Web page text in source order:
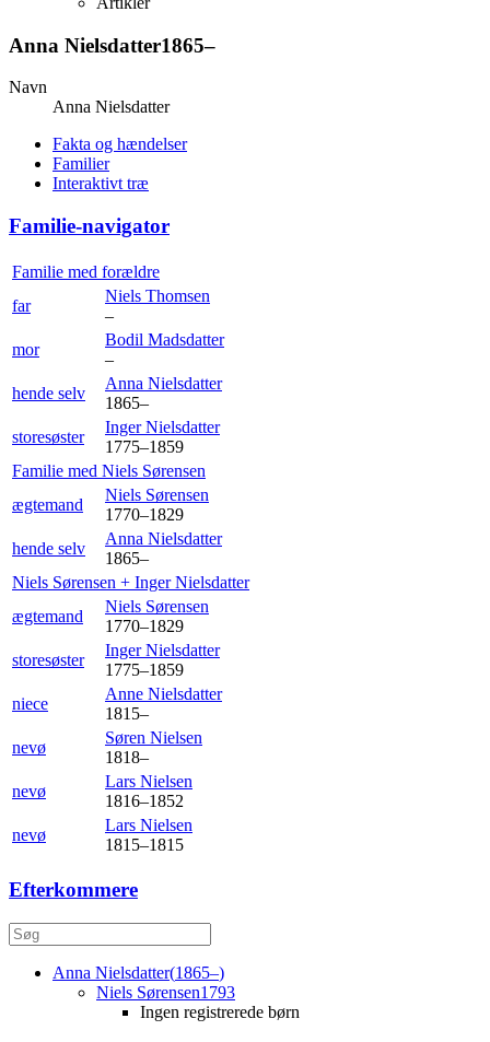
Anna Nielsdatter1865–
Navn
Anna Nielsdatter
Fakta og hændelser
Familier
Interaktivt træ
Familie-navigator
Familie med forældre
far
Niels Thomsen
–
mor
Bodil Madsdatter
–
hende selv
Anna Nielsdatter
1865–
storesøster
IngerNielsdatter
1775–1859
Familie med Niels Sørensen
ægtemand
Niels Sørensen
1770–1829
hende selv
Anna Nielsdatter
1865–
Niels Sørensen + IngerNielsdatter
ægtemand
Niels Sørensen
1770–1829
storesøster
IngerNielsdatter
1775–1859
niece
Anne Nielsdatter
1815–
nevø
Søren Nielsen
1818–
nevø
Lars Nielsen
1816–1852
nevø
Lars Nielsen
1815–1815
Efterkommere
Anna Nielsdatter(1865–)
Niels Sørensen1793
Ingen registrerede børn